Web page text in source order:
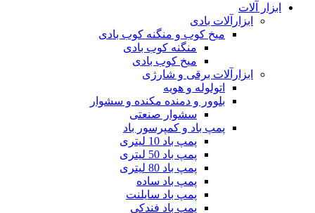
ابزار آلات
ابزارآلات بادی
میخ کوب و منگنه کوب بادی
منگنه کوب بادی
میخ کوب بادی
ابزارآلات برقی و شارژی
اتولوله و هویه
بلوور و دمنده مکنده و سشوار
سشوار صنعتی
پمپ باد و کمپرسور باد
پمپ باد 10 لیتری
پمپ باد 50 لیتری
پمپ باد 80 لیتری
پمپ باد ساده
پمپ باد سایلنت
پمپ باد فندکی